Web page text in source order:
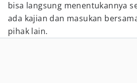
bisa langsung menentukannya
ada kajian dan masukan
pihak lain.